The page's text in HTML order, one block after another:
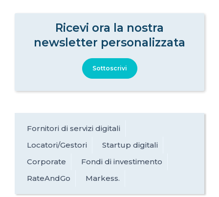
Ricevi ora la nostra
newsletter personalizzata
Sottoscrivi
Fornitori di servizi digitali
Locatori/Gestori
Startup digitali
Corporate
Fondi di investimento
RateAndGo
Markess.